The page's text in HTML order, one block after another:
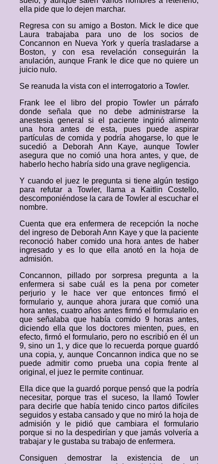
ella pide que lo dejen marchar.
Regresa con su amigo a Boston. Mick le dice que
Laura trabajaba para uno de los socios de
Concannon en Nueva York y quería trasladarse a
Boston, y con esa revelación conseguirán la
anulación, aunque Frank le dice que no quiere un
juicio nulo.
Se reanuda la vista con el interrogatorio a Towler.
Frank lee el libro del propio Towler un párrafo
donde señala que no debe administrarse la
anestesia general si el paciente ingirió alimento
una hora antes de esta, pues puede aspirar
partículas de comida y podría ahogarse, lo que le
sucedió a Deborah Ann Kaye, aunque Towler
asegura que no comió una hora antes, y que, de
haberlo hecho habría sido una grave negligencia.
Y cuando el juez le pregunta si tiene algún testigo
para refutar a Towler, llama a Kaitlin Costello,
descomponiéndose la cara de Towler al escuchar el
nombre.
Cuenta que era enfermera de recepción la noche
del ingreso de Deborah Ann Kaye y que la paciente
reconoció haber comido una hora antes de haber
ingresado y es lo que ella anotó en la hoja de
admisión.
Concannon, pillado por sorpresa pregunta a la
enfermera si sabe cuál es la pena por cometer
perjurio y le hace ver que entonces firmó el
formulario y, aunque ahora jurara que comió una
hora antes, cuatro años antes firmó el formulario en
que señalaba que había comido 9 horas antes,
diciendo ella que los doctores mienten, pues, en
efecto, firmó el formulario, pero no escribió en él un
9, sino un 1, y dice que lo recuerda porque guardó
una copia, y, aunque Concannon indica que no se
puede admitir como prueba una copia frente al
original, el juez le permite continuar.
Ella dice que la guardó porque pensó que la podría
necesitar, porque tras el suceso, la llamó Towler
para decirle que había tenido cinco partos difíciles
seguidos y estaba cansado y que no miró la hoja de
admisión y le pidió que cambiara el formulario
porque si no la despedirían y que jamás volvería a
trabajar y le gustaba su trabajo de enfermera.
Consiguen demostrar la existencia de un